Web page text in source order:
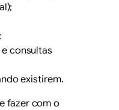
consultas
existirem.
fazer com o